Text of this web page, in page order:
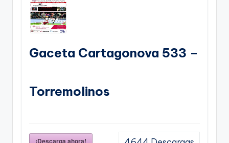
Gaceta Cartagonova 533 –
Torremolinos
¡Descarga ahora!